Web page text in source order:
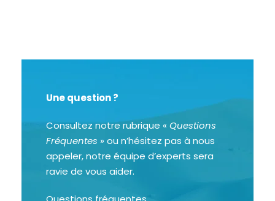
Une question ?
Consultez notre rubrique « Questions
Fréquentes » ou n’hésitez pas à nous
appeler, notre équipe d’experts sera
ravie de vous aider.